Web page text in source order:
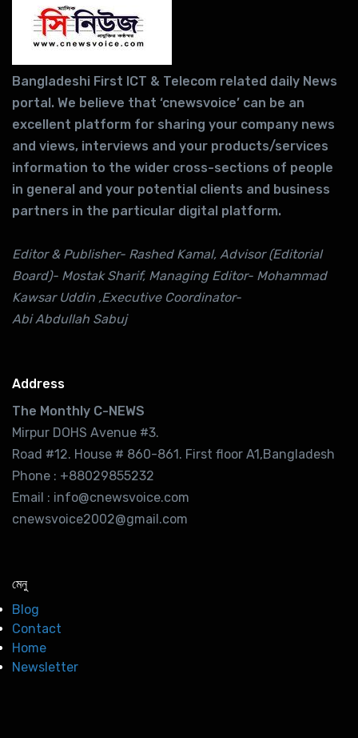
Bangladeshi First ICT & Telecom related daily News
portal. We believe that ‘cnewsvoice’ can be an
excellent platform for sharing your company news
and views, interviews and your products/services
information to the wider cross-sections of people
in general and your potential clients and business
partners in the particular digital platform.
Editor & Publisher- Rashed Kamal, Advisor (Editorial
Board)- Mostak Sharif, Managing Editor- Mohammad
Kawsar Uddin ,Executive Coordinator-
Abi Abdullah Sabuj
Address
The Monthly C-NEWS
Mirpur DOHS Avenue #3.
Road #12. House # 860-861. First floor A1,Bangladesh
Phone : +88029855232
Email : info@cnewsvoice.com
cnewsvoice2002@gmail.com
মেনু
Blog
Contact
Home
Newsletter